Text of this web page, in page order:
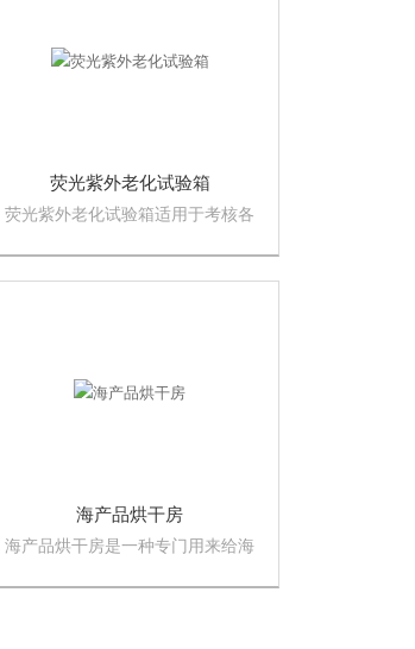
荧光紫外老化试验箱
荧光紫外老化试验箱适用于考核各
胶、编织袋、油漆，石油化工，汽
车，纺织等行业产品的老化试验。
海产品烘干房
海产品烘干房是一种专门用来给海
工过程中有要重要的地位。